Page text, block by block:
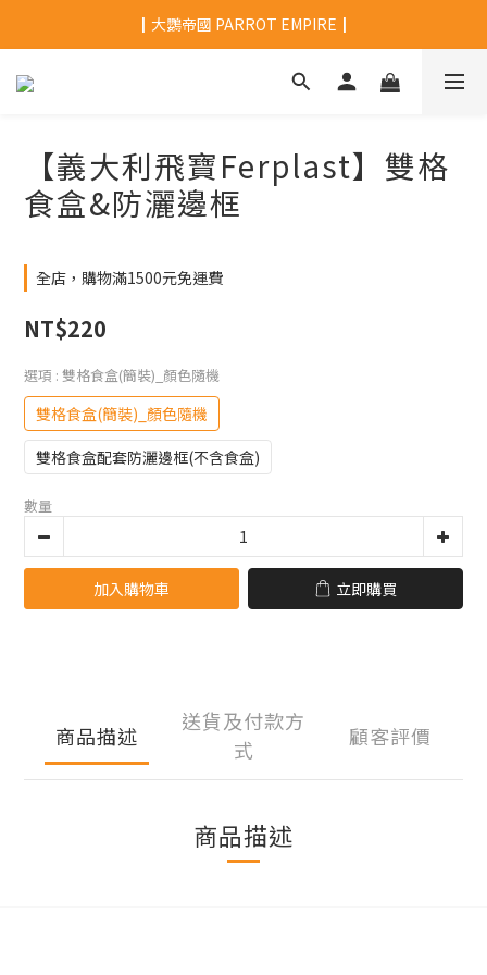
┃大鸚帝國 PARROT EMPIRE┃
【義大利飛寶Ferplast】雙格
食盒&防灑邊框
全店，購物滿1500元免運費
NT$220
選項 : 雙格食盒(簡裝)_顏色隨機
雙格食盒(簡裝)_顏色隨機
雙格食盒配套防灑邊框(不含食盒)
數量
加入購物車 立即購買
商品描述
送貨及付款方
式
顧客評價
商品描述